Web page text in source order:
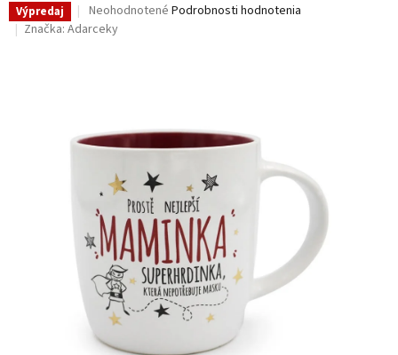
Výpredaj
Priemerné
hodnotenie
hviezdičiek.
Neohodnotené Podrobnosti hodnotenia
Značka: Adarceky